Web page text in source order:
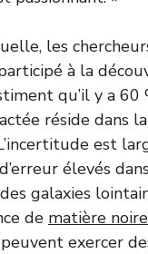
les
à la
qu’il y a 60
réside dans
est
élevés
galaxies
de matière noire
exercer